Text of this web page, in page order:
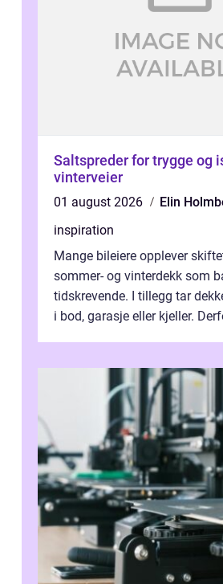
Saltspreder for trygge og
vinterveier
01 august 2026
Elin
inspiration
Mange bileiere opplever
sommer- og vinterdekk som
tidskrevende. I tillegg tar
i bod, garasje eller kjeller.